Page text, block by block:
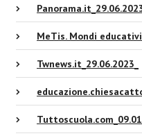
MeTis. Mondi
Twnews.it_29.06.2023_